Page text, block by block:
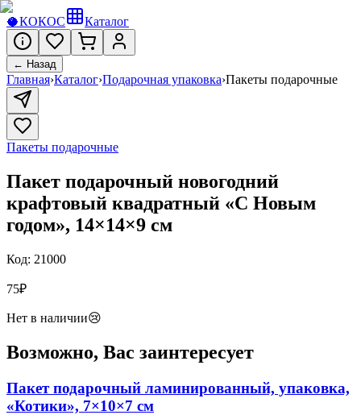
🥥КОКОС Каталог
← Назад
Главная›Каталог›Подарочная упаковка›Пакеты подарочные
Пакеты подарочные
Пакет подарочный новогодний
крафтовый квадратный «С Новым
годом», 14×14×9 см
Код: 21000
75₽
Нет в наличии😢
Возможно, Вас заинтересует
Пакет подарочный ламинированный, упаковка,
«Котики», 7×10×7 см